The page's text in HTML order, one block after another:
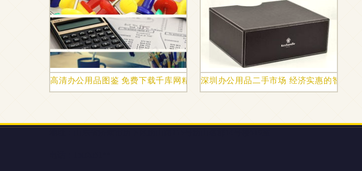
高清办公用品图鉴 免费下载千库网精选素材深圳办公用品二手市场 经济实惠的智慧之选